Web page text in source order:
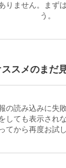
りません。まず
う。
スメのまだ
の読み込みに失
しても表示され
てから再度お試